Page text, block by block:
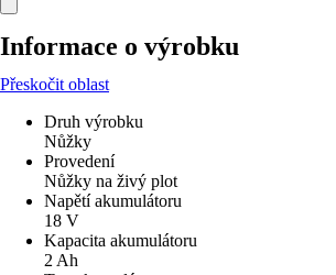
Informace o výrobku
Přeskočit oblast
Druh výrobku
Nůžky
Provedení
Nůžky na živý plot
Napětí akumulátoru
18 V
Kapacita akumulátoru
2 Ah